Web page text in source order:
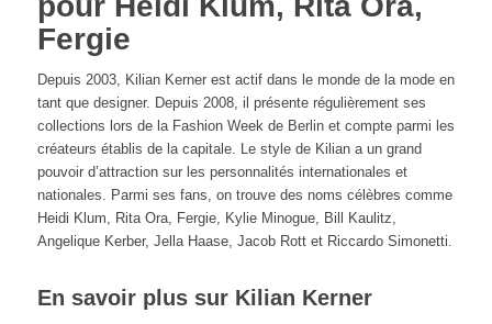
Fergie
Depuis 2003, Kilian Kerner est actif dans le monde de la mode en
tant que designer. Depuis 2008, il présente régulièrement ses
collections lors de la Fashion Week de Berlin et compte parmi les
créateurs établis de la capitale. Le style de Kilian a un grand
pouvoir d’attraction sur les personnalités internationales et
nationales. Parmi ses fans, on trouve des noms célèbres comme
Heidi Klum, Rita Ora, Fergie, Kylie Minogue, Bill Kaulitz,
Angelique Kerber, Jella Haase, Jacob Rott et Riccardo Simonetti.
En savoir plus sur Kilian Kerner